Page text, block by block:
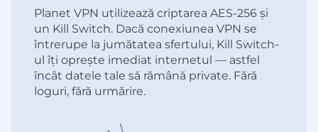
Planet VPN utilizează criptarea AES-256 și
un Kill Switch. Dacă conexiunea VPN se
întrerupe la jumătatea sfertului, Kill Switch-
ul îți oprește imediat internetul — astfel
încât datele tale să rămână private. Fără
loguri, fără urmărire.